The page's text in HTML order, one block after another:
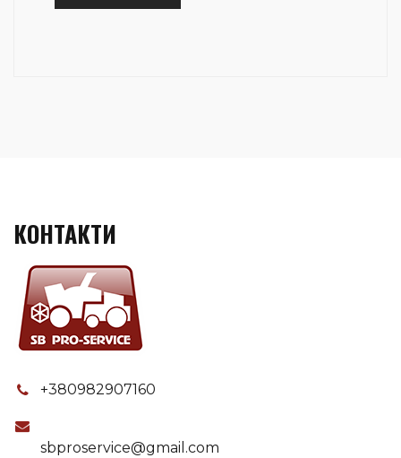
КОНТАКТИ
+380982907160
sbproservice@gmail.com